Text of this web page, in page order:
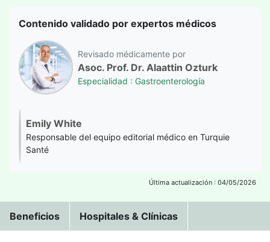
Contenido validado por expertos médicos
Revisado médicamente por
Asoc. Prof. Dr. Alaattin Ozturk
Especialidad : Gastroenterología
Emily White
Responsable del equipo editorial médico en Turquie
Santé
Última actualización : 04/05/2026
Beneficios Hospitales & Clínicas